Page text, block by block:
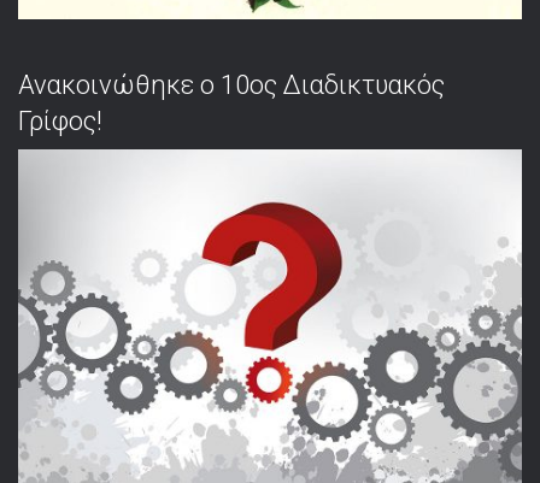
Ανακοινώθηκε ο 10ος Διαδικτυακός
Γρίφος!